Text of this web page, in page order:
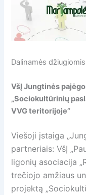
Dalinamės
VšĮ Jungtinės
„Sociokultūrinių
VVG teritorijoje”
Viešoji įstaiga
partneriais: VšĮ
ligonių asociacija
trečiojo amžiaus
projektą